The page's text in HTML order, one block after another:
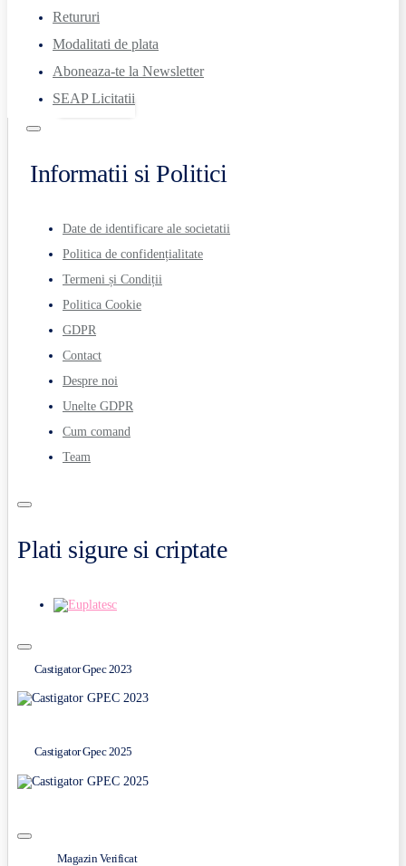
Retururi
Modalitati de plata
Aboneaza-te la Newsletter
SEAP Licitatii
Informatii si Politici
Date de identificare ale societatii
Politica de confidențialitate
Termeni și Condiții
Politica Cookie
GDPR
Contact
Despre noi
Unelte GDPR
Cum comand
Team
Plati sigure si criptate
Castigator Gpec 2023
Castigator Gpec 2025
Magazin Verificat